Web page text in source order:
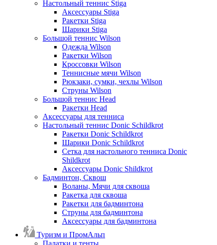
Настольный теннис Stiga
Аксессуары Stiga
Ракетки Stiga
Шарики Stiga
Большой теннис Wilson
Одежда Wilson
Ракетки Wilson
Кроссовки Wilson
Теннисные мячи Wilson
Рюкзаки, сумки, чехлы Wilson
Струны Wilson
Большой теннис Head
Ракетки Head
Аксессуары для тенниса
Настольный теннис Donic Schildkrot
Ракетки Donic Schildkrot
Шарики Donic Schildkrot
Сетка для настольного тенниса Donic
Shildkrot
Аксессуары Donic Shildkrot
Бадминтон, Сквош
Воланы, Мячи для сквоша
Ракетка для сквоша
Ракетки для бадминтона
Струны для бадминтона
Аксессуары для бадминтона
Туризм и ПромАльп